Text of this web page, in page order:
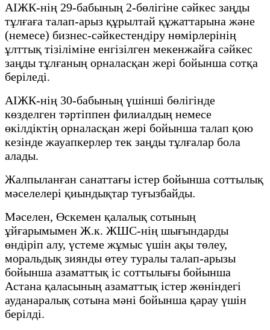
АІЖК-нің 29-бабының 2-бөлігіне сәйкес заңды
тұлғаға талап-арыз құрылтай құжаттарына және
(немесе) бизнес-сәйкестендіру нөмірлерінің
ұлттық тізіліміне енгізілген мекенжайға сәйкес
заңды тұлғаның орналасқан жері бойынша сотқа
беріледі.
АІЖК-нің 30-бабының үшінші бөлігінде
көзделген тәртіппен филиалдың немесе
өкілдіктің орналасқан жері бойынша талап қою
кезінде жауапкерлер тек заңды тұлғалар бола
алады.
Жалпыланған санаттағы істер бойынша соттылық
мәселелері қиындықтар туғызбайды.
Мәселен, Өскемен қалалық сотының
ұйғарымымен Ж.к. ЖШС-нің шығындарды
өндіріп алу, үстеме жұмыс үшін ақы төлеу,
моральдық зиянды өтеу туралы талап-арызы
бойынша азаматтық іс соттылығы бойынша
Астана қаласының азаматтық істер жөніндегі
ауданаралық сотына мәні бойынша қарау үшін
берілді.